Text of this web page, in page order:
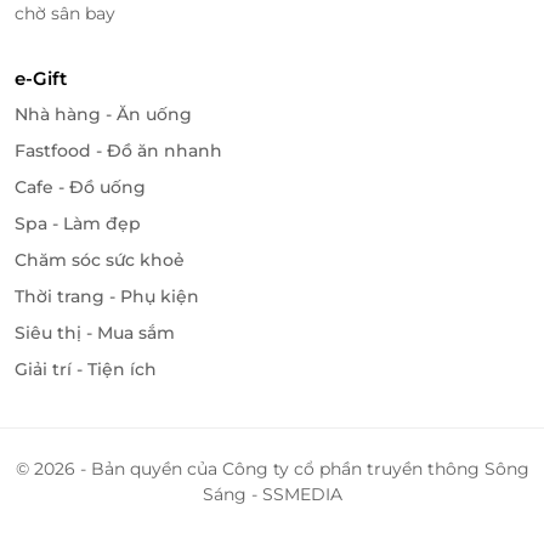
nghiệm nghỉ dưỡng đẳng cấp, tiết kiệm chi phí
gia đình và bạn bè khi đến Đà Nẵng.
chờ sân bay
e-Gift
Nhà hàng - Ăn uống
Fastfood - Đồ ăn nhanh
Cafe - Đồ uống
Spa - Làm đẹp
Chăm sóc sức khoẻ
Thời trang - Phụ kiện
Siêu thị - Mua sắm
Giải trí - Tiện ích
© 2026 - Bản quyền của Công ty cổ phần truyền thông Sông
Sáng - SSMEDIA